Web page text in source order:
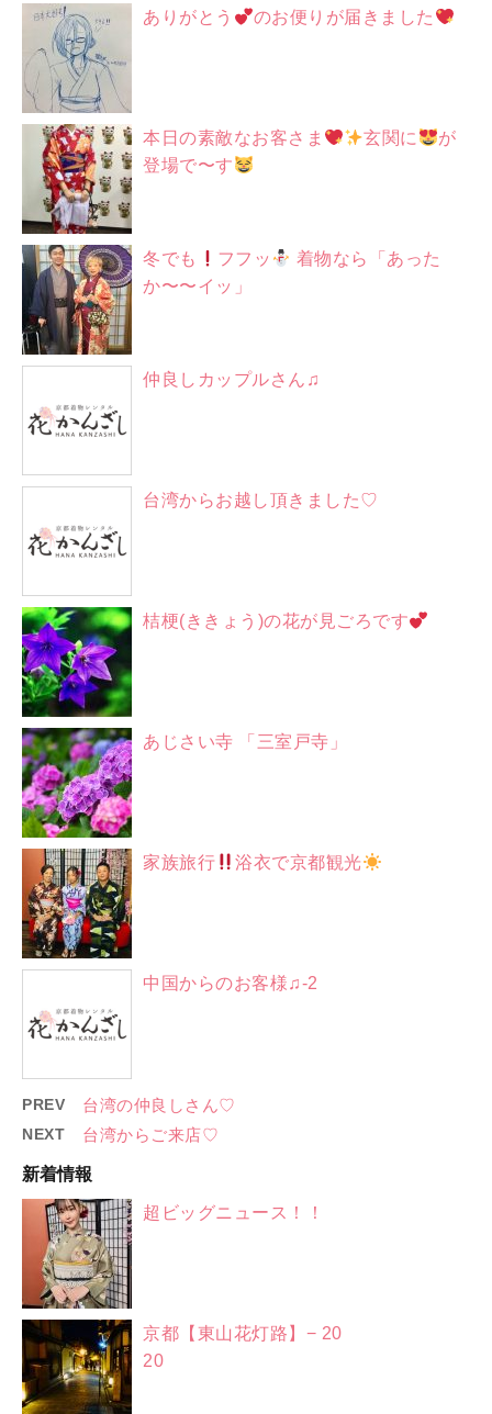
ありがとう のお便りが届きました
本日の素敵なお客さま 玄関に
が
登場で〜す
冬でも フフッ
着物なら「あった
か〜〜イッ」
仲良しカップルさん♫
台湾からお越し頂きました♡
桔梗(ききょう)の花が見ごろです
あじさい寺 「三室戸寺」
家族旅行 浴衣で京都観光
中国からのお客様♫-2
PREV 台湾の仲良しさん♡
NEXT 台湾からご来店♡
新着情報
超ビッグニュース！！
京都【東山花灯路】− 20
20